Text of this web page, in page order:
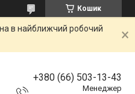
Кошик
в найближчий робочий
+380 (66) 503-13-43
Менеджер